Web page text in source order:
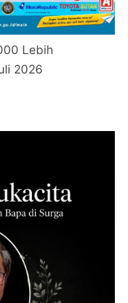
Lebih
2026